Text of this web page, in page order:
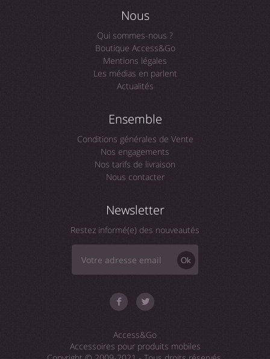
Nous
Qui sommes-nous ?
Boutique Access&Go
Mentions légales
Les médias en parlent
Actualités
Ensemble
Conditions générales de Vente
Nos engagements
Nos tarifs de livraison
Nous contacter
Newsletter
Restez informé(e) des nouveautés
Ok
Access&Go
Accessoires pour produits mobiles